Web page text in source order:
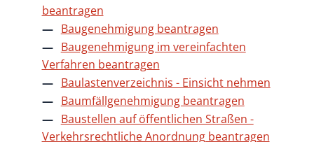
beantragen
Baugenehmigung beantragen
Baugenehmigung im vereinfachten
Verfahren beantragen
Baulastenverzeichnis - Einsicht nehmen
Baumfällgenehmigung beantragen
Baustellen auf öffentlichen Straßen -
Verkehrsrechtliche Anordnung beantragen